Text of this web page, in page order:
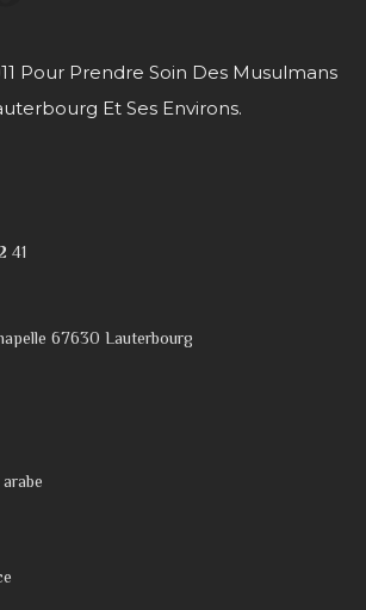
Pour Prendre Soin Des Musulmans
Et Ses Environs.
41
67630 Lauterbourg